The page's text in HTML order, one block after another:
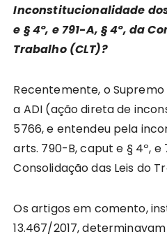
Inconstitucionalidade
e § 4º, e 791-A, § 4º, da
Trabalho (CLT)?
Recentemente, o
a ADI (ação direta de
5766, e entendeu pela
arts. 790-B, caput e § 4º, e
Consolidação das Leis do
Os artigos em comento,
13.467/2017,